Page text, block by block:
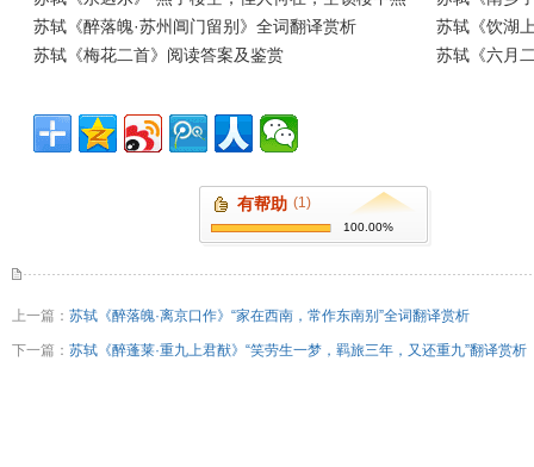
苏轼《醉落魄·苏州阊门留别》全词翻译赏析
苏轼《饮湖
苏轼《梅花二首》阅读答案及鉴赏
苏轼《六月
有帮助 (1)
100.00%
上一篇： 苏轼《醉落魄·离京口作》“家在西南，常作东南别”全词翻译赏析
下一篇： 苏轼《醉蓬莱·重九上君猷》“笑劳生一梦，羁旅三年，又还重九”翻译赏析